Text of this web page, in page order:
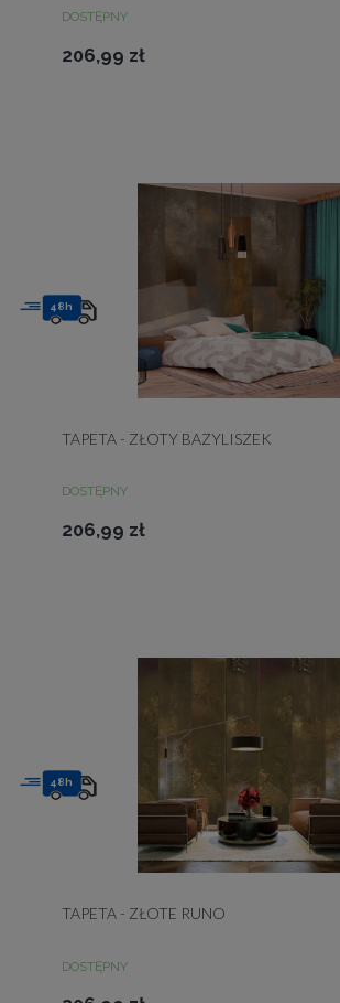
DOSTĘPNY
206,99 zł
TAPETA - ZŁOTY BAZYLISZEK
DOSTĘPNY
206,99 zł
48h
TAPETA - ZŁOTE RUNO
DOSTĘPNY
48h